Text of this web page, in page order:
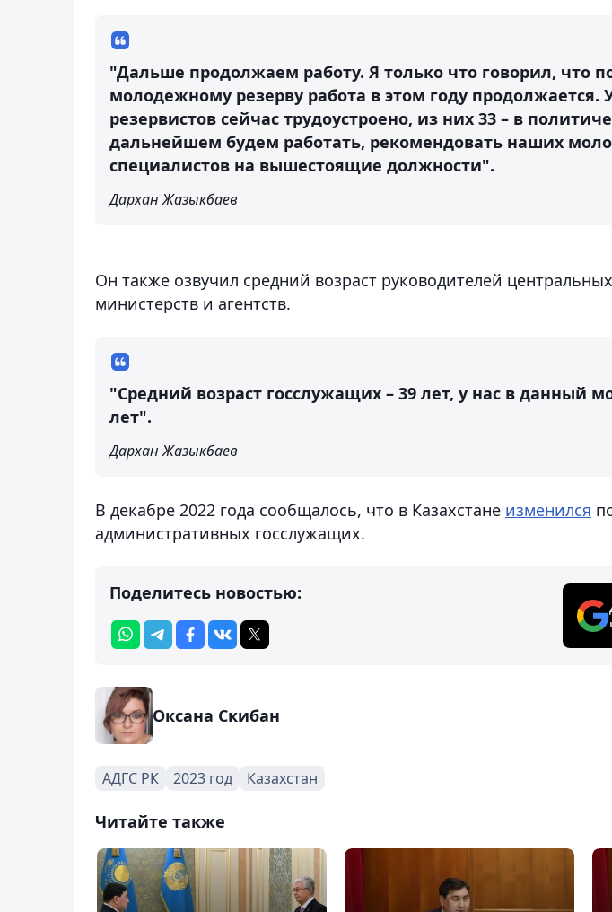
"Дальше продолжаем работу. Я только что говорил, что
молодежному резерву работа в этом году продолжается.
резервистов сейчас трудоустроено, из них 33 – в
дальнейшем будем работать, рекомендовать наших
специалистов на вышестоящие должности".
Дархан Жазыкбаев
Он также озвучил средний возраст руководителей центральных
министерств и агентств.
"Средний возраст госслужащих – 39 лет, у нас в данный
лет".
Дархан Жазыкбаев
В декабре 2022 года сообщалось, что в Казахстане изменился
административных госслужащих.
Поделитесь новостью:
Оксана Скибан
АДГС РК 2023 год Казахстан
Читайте также